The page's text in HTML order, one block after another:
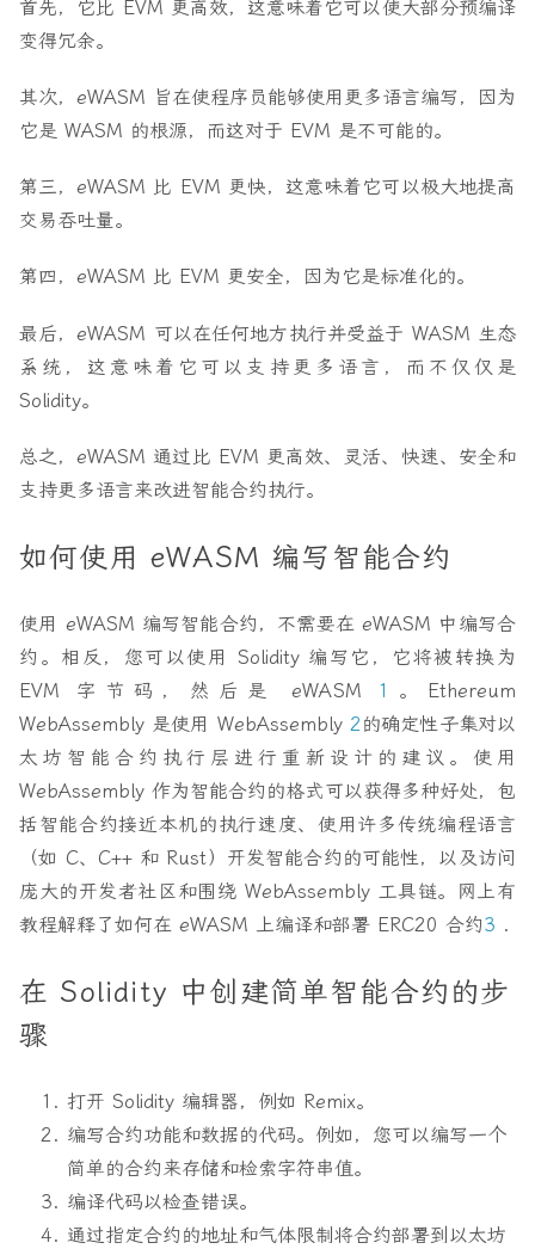
首先，它比 EVM 更高效，这意味着它可以使大部分预编译
变得冗余。
其次，eWASM 旨在使程序员能够使用更多语言编写，因为
它是 WASM 的根源，而这对于 EVM 是不可能的。
第三，eWASM 比 EVM 更快，这意味着它可以极大地提高
交易吞吐量。
第四，eWASM 比 EVM 更安全，因为它是标准化的。
最后，eWASM 可以在任何地方执行并受益于 WASM 生态
系统，这意味着它可以支持更多语言，而不仅仅是
Solidity。
总之，eWASM 通过比 EVM 更高效、灵活、快速、安全和
支持更多语言来改进智能合约执行。
如何使用 eWASM 编写智能合约
使用 eWASM 编写智能合约，不需要在 eWASM 中编写合
约。相反，您可以使用 Solidity 编写它，它将被转换为
EVM 字节码，然后是 eWASM 1
。Ethereum
WebAssembly 是使用 WebAssembly 2 的确定性子集对以
太坊智能合约执行层进行重新设计的建议。使用
WebAssembly 作为智能合约的格式可以获得多种好处，包
括智能合约接近本机的执行速度、使用许多传统编程语言
（如 C、C++ 和 Rust）开发智能合约的可能性，以及访问
庞大的开发者社区和围绕 WebAssembly 工具链。网上有
教程解释了如何在 eWASM 上编译和部署 ERC20 合约3 .
在 Solidity 中创建简单智能合约的步
骤
打开 Solidity 编辑器，例如 Remix。
编写合约功能和数据的代码。例如，您可以编写一个
简单的合约来存储和检索字符串值。
编译代码以检查错误。
通过指定合约的地址和气体限制将合约部署到以太坊